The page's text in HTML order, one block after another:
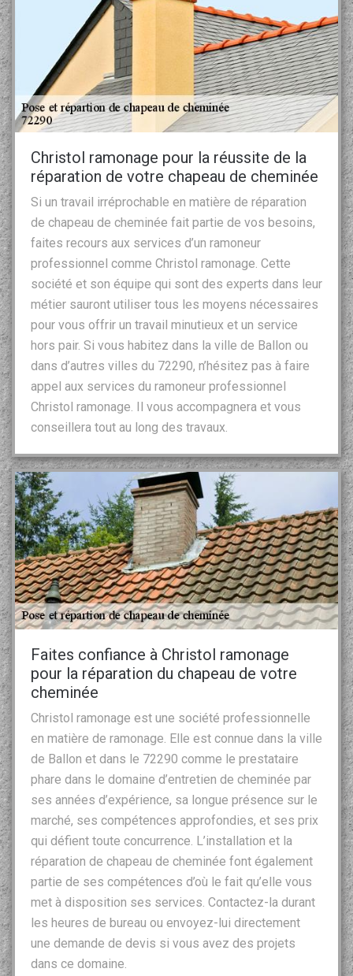
Christol ramonage pour la réussite de la
réparation de votre chapeau de cheminée
Si un travail irréprochable en matière de réparation
de chapeau de cheminée fait partie de vos besoins,
faites recours aux services d’un ramoneur
professionnel comme Christol ramonage. Cette
société et son équipe qui sont des experts dans leur
métier sauront utiliser tous les moyens nécessaires
pour vous offrir un travail minutieux et un service
hors pair. Si vous habitez dans la ville de Ballon ou
dans d’autres villes du 72290, n’hésitez pas à faire
appel aux services du ramoneur professionnel
Christol ramonage. Il vous accompagnera et vous
conseillera tout au long des travaux.
Faites confiance à Christol ramonage
pour la réparation du chapeau de votre
cheminée
Christol ramonage est une société professionnelle
en matière de ramonage. Elle est connue dans la ville
de Ballon et dans le 72290 comme le prestataire
phare dans le domaine d’entretien de cheminée par
ses années d’expérience, sa longue présence sur le
marché, ses compétences approfondies, et ses prix
qui défient toute concurrence. L’installation et la
réparation de chapeau de cheminée font également
partie de ses compétences d’où le fait qu’elle vous
met à disposition ses services. Contactez-la durant
les heures de bureau ou envoyez-lui directement
une demande de devis si vous avez des projets
dans ce domaine.